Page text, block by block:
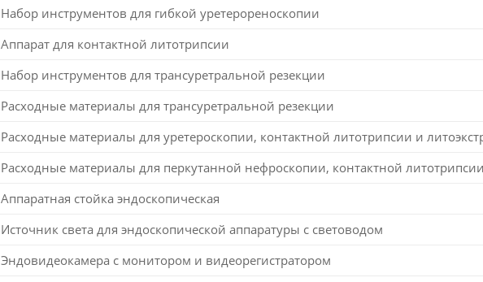
Набор инструментов для гибкой уретерореноскопии
Аппарат для контактной литотрипсии
Набор инструментов для трансуретральной резекции
Расходные материалы для трансуретральной резекции
Расходные материалы для уретероскопии, контактной литотрипсии и
Расходные материалы для перкутанной нефроскопии, контактной
Аппаратная стойка эндоскопическая
Источник света для эндоскопической аппаратуры с световодом
Эндовидеокамера с монитором и видеорегистратором